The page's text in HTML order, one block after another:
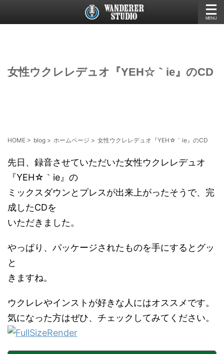
女性ウクレレデュオ『YEH☆｀ie』のCD
HOME > blog > ホームページ > 女性ウクレレデュオ『YEH☆｀ie』のCD
先日、録音させていただいた女性ウクレレデュオ
『YEH☆｀ie』の
ミックスダウンとプレスが出来上がったそうで、完
成したCDを
いただきました。
やっぱり、パッケージされたものを手にするとグッ
と
きますね。
ウクレレやインストが好きな人にはオススメです。
気になった方はぜひ、チェックしてみてください。